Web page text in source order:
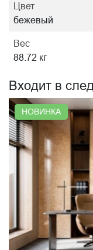
Цвет
бежевый
Вес
88.72 кг
Входит в
НОВИНКА